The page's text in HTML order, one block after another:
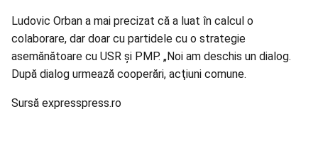
Ludovic Orban a mai precizat că a luat în calcul o
colaborare, dar doar cu partidele cu o strategie
asemănătoare cu USR şi PMP. „Noi am deschis un dialog.
După dialog urmează cooperări, acţiuni comune.
Sursă expresspress.ro